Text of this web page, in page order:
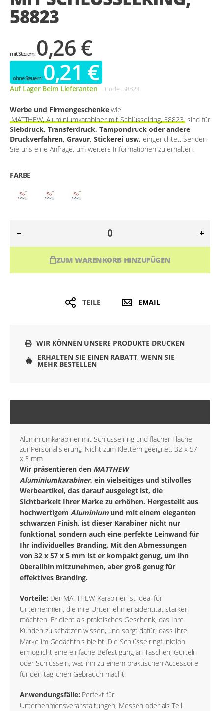
58823
0,26 €
0,21 €
Auf Lager Beim Lieferanten Code 58823
Werbe und Firmengeschenke wie
MATTHEW, Aluminiumkarabiner mit Schlüsselring, 58823 sind für
Siebdruck, Transferdruck, Tampondruck oder andere
Druckverfahren, Gravur, Stickerei usw. eingerichtet. Senden
Sie uns eine Anfrage, um weitere Informationen zu erhalten!
FARBE
ZUM WARENKORB HINZUFÜGEN
TEILE EMAIL
WIR KÖNNEN UNSERE PRODUKTE DRUCKEN
ERHALTEN SIE EINEN RABATT, WENN SIE
MEHR BESTELLEN
Aluminiumkarabiner mit Schlüsselring und flacher Fläche
zur Personalisierung. Nicht zum Klettern geeignet. 32 x 57
x 5 mm
Wir präsentieren den MATTHEW
Aluminiumkarabiner, ein vielseitiges und stilvolles
Werbeartikel, das darauf ausgelegt ist, die
Sichtbarkeit Ihrer Marke zu erhöhen. Hergestellt aus
hochwertigem Aluminium und mit einem eleganten
schwarzen Finish, ist dieser Karabiner nicht nur
funktional, sondern auch eine perfekte Leinwand für
Ihr individuelles Branding. Mit den Abmessungen
von 32 x 57 x 5 mm ist er kompakt genug, um ihn
überallhin mitzunehmen, aber groß genug für
effektives Branding.
Vorteile: Der MATTHEW-Karabiner ist ideal für
Unternehmen, die ihre Unternehmensidentität stärken
möchten. Er dient als praktisches Geschenk, das Ihre
Kunden zu schätzen wissen, und sorgt dafür, dass Ihre
Marke im Gedächtnis bleibt. Die Schlüsselringfunktion
ermöglicht eine einfache Befestigung an Taschen, Gürteln
oder Schlüsseln, was ihn zu einem praktischen Accessoire
für den täglichen Gebrauch macht.
Anwendungsfälle: Perfekt für
Unternehmensveranstaltungen, Messen oder als Teil